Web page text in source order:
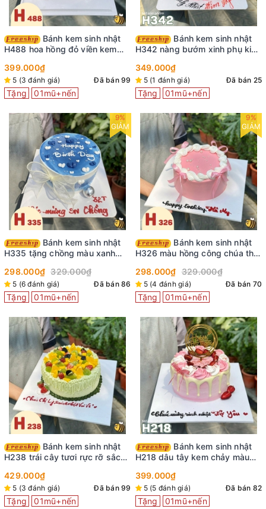
Bánh kem sinh nhật
H488 hoa hồng đỏ viền kem
399.000₫
5 (3 đánh giá) Đã bán 99
Tặng 01mũ+nến
H342 nàng bướm xinh phụ kiện
349.000₫
5 (1 đánh giá) Đã bán 25
Tặng 01mũ+nến
9%
GIẢM
Bánh kem sinh nhật
H335 tặng chồng màu xanh
298.000₫ 329.000₫
5 (6 đánh giá) Đã bán 86
Tặng 01mũ+nến
9%
GIẢM
H326 màu hồng công chúa thắt
298.000₫ 329.000₫
5 (4 đánh giá) Đã bán 70
Tặng 01mũ+nến
Bánh kem sinh nhật
H238 trái cây tươi rực rỡ sắc
429.000₫
5 (3 đánh giá) Đã bán 99
Tặng 01mũ+nến
H218 dâu tây kem chảy màu
399.000₫
5 (5 đánh giá) Đã bán 82
Tặng 01mũ+nến